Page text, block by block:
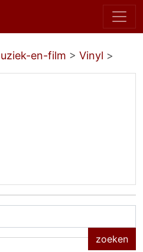
en-film > Vinyl >